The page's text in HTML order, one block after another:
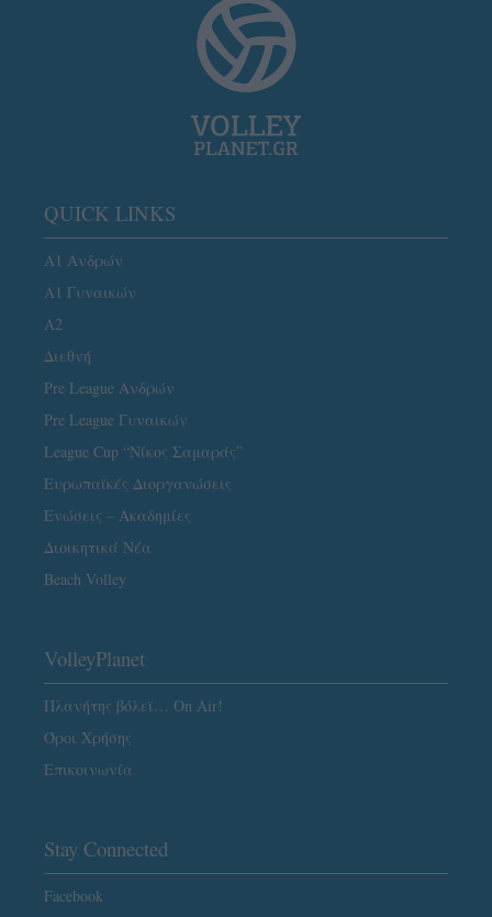
QUICK LINKS
Α1 Ανδρών
Α1 Γυναικών
A2
Διεθνή
Pre League Ανδρών
Pre League Γυναικών
League Cup “Νίκος Σαμαράς”
Ευρωπαϊκές Διοργανώσεις
Ενώσεις – Ακαδημίες
Διοικητικά Νέα
Beach Volley
VolleyPlanet
Πλανήτης βόλεϊ… On Air!
Όροι Χρήσης
Επικοινωνία
Stay Connected
Facebook